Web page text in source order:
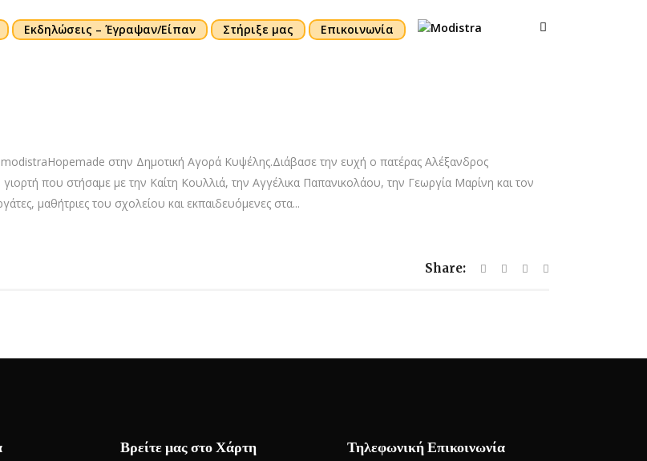
Εκδηλώσεις – Έγραψαν/Είπαν Στήριξε μας Επικοινωνία
στην Δημοτική Αγορά Κυψέλης.Διάβασε την ευχή ο πατέρας Αλέξανδρος
που στήσαμε με την Καίτη Κουλλιά, την Αγγέλικα Παπανικολάου, την Γεωργία Μαρίνη και τον
μαθήτριες του σχολείου και εκπαιδευόμενες στα...
Share:
Βρείτε μας στο Χάρτη Τηλεφωνική Επικοινωνία